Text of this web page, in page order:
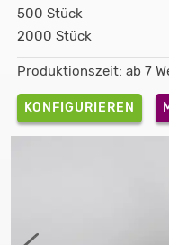
500 Stück
2000 Stück
Produktionszeit: ab 7
KONFIGURIEREN